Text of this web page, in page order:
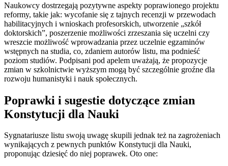
Naukowcy dostrzegają pozytywne aspekty poprawionego projektu
reformy, takie jak: wycofanie się z tajnych recenzji w przewodach
habilitacyjnych i wnioskach profesorskich, utworzenie „szkół
doktorskich”, poszerzenie możliwości zrzeszania się uczelni czy
wreszcie możliwość wprowadzania przez uczelnie egzaminów
wstępnych na studia, co, zdaniem autorów listu, ma podnieść
poziom studiów. Podpisani pod apelem uważają, że propozycje
zmian w szkolnictwie wyższym mogą być szczególnie groźne dla
rozwoju humanistyki i nauk społecznych.
Poprawki i sugestie dotyczące zmian
Konstytucji dla Nauki
Sygnatariusze listu swoją uwagę skupili jednak też na zagrożeniach
wynikających z pewnych punktów Konstytucji dla Nauki,
proponując dziesięć do niej poprawek. Oto one: